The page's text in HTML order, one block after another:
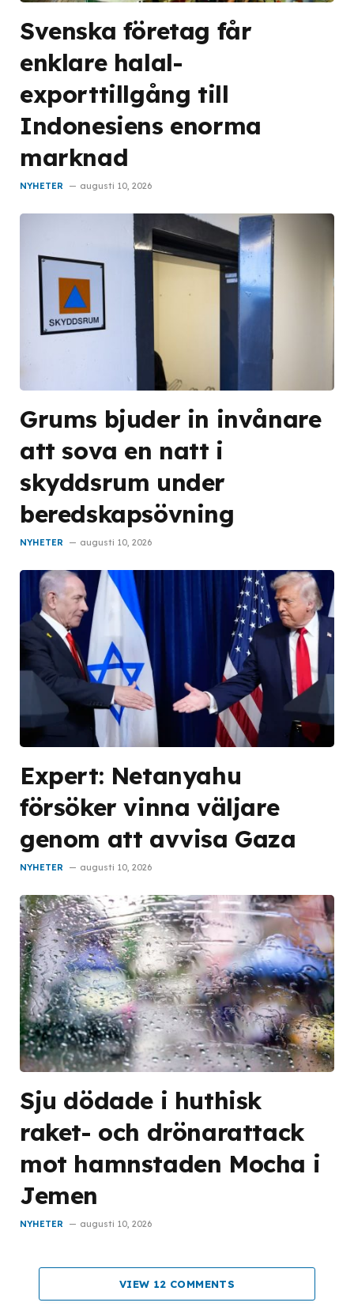
Svenska företag får
enklare halal-
exporttillgång till
Indonesiens enorma
marknad
NYHETER augusti 10, 2026
Grums bjuder in invånare
att sova en natt i
skyddsrum under
beredskapsövning
NYHETER augusti 10, 2026
Expert: Netanyahu
försöker vinna väljare
genom att avvisa Gaza
NYHETER augusti 10, 2026
Sju dödade i huthisk
raket- och drönarattack
mot hamnstaden Mocha i
Jemen
NYHETER augusti 10, 2026
VIEW 12 COMMENTS